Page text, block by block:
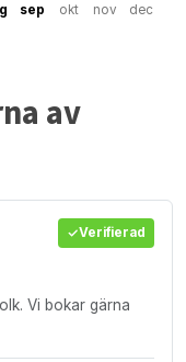
sep okt nov dec
av
Verifierad
Vi bokar gärna